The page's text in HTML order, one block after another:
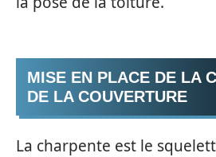
MISE EN PLACE DE LA
DE LA COUVERTURE
La charpente est le